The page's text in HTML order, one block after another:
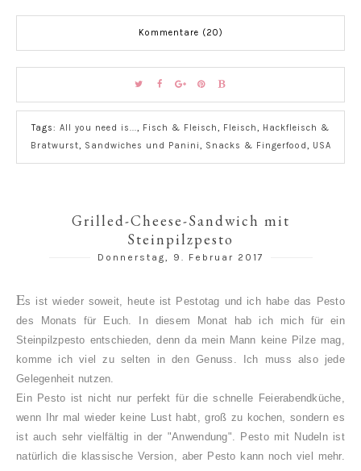
Kommentare (20)
Tags: All you need is..., Fisch & Fleisch, Fleisch, Hackfleisch &
Bratwurst, Sandwiches und Panini, Snacks & Fingerfood, USA
Grilled-Cheese-Sandwich mit
Steinpilzpesto
Donnerstag, 9. Februar 2017
Es ist wieder soweit, heute ist Pestotag und ich habe das Pesto
des Monats für Euch. In diesem Monat hab ich mich für ein
Steinpilzpesto entschieden, denn da mein Mann keine Pilze mag,
komme ich viel zu selten in den Genuss. Ich muss also jede
Gelegenheit nutzen.
Ein Pesto ist nicht nur perfekt für die schnelle Feierabendküche,
wenn Ihr mal wieder keine Lust habt, groß zu kochen, sondern es
ist auch sehr vielfältig in der "Anwendung". Pesto mit Nudeln ist
natürlich die klassische Version, aber Pesto kann noch viel mehr.